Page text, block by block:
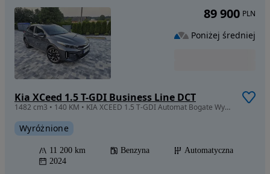
Kia XCeed 1.5 T-GDI Business Line DCT
1482 cm3 • 140 KM • KIA XCEED 1.5 T-GDI Automat Bogate Wyposażenie Niski Przebieg
Wyróżnione
11 200 km Benzyna
Automatyczna
2024
89 900 PLN
Poniżej średniej